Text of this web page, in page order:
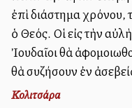
ἐπὶ διάστημα χρόνου,
ὁ Θεός. Οἱ εἰς τὴν
Ἰουδαῖοι θὰ
θὰ συζήσουν ἐν
Κολιτσάρα